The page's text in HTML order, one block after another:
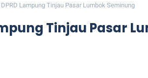
DPRD Lampung Tinjau Pasar Lumbok Seminung
Tinjau Pasar